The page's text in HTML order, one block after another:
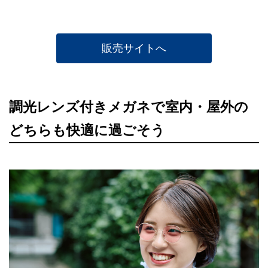
販売サイトへ
調光レンズ付きメガネで室内・屋外の
どちらも快適に過ごそう